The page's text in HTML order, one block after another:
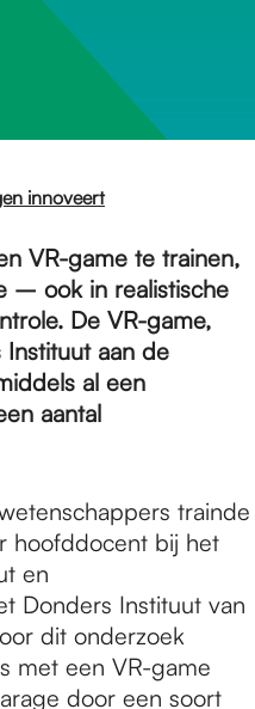
innoveert
VR-game te trainen,
– ook in realistische
De VR-game,
aan de
al een
aantal
trainde
hoofddocent bij het
en
Donders Instituut van
dit onderzoek
met een VR-game
door een soort